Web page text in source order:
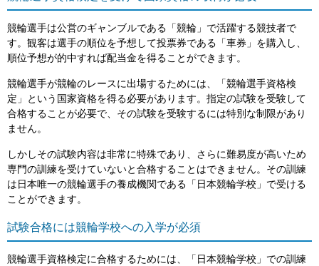
競輪選手は公営のギャンブルである「競輪」で活躍する競技者で
す。観客は選手の順位を予想して投票券である「車券」を購入し、
順位予想が的中すれば配当金を得ることができます。
競輪選手が競輪のレースに出場するためには、「競輪選手資格検
定」という国家資格を得る必要があります。指定の試験を受験して
合格することが必要で、その試験を受験するには特別な制限があり
ません。
しかしその試験内容は非常に特殊であり、さらに難易度が高いため
専門の訓練を受けていないと合格することはできません。その訓練
は日本唯一の競輪選手の養成機関である「日本競輪学校」で受ける
ことができます。
試験合格には競輪学校への入学が必須
競輪選手資格検定に合格するためには、「日本競輪学校」での訓練